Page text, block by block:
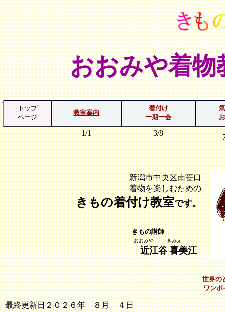
世界の
ワンポ
最終更新日２０２６年 ８月 ４日
おおみや着物
トップ
ページ
教室案内
着付け
一期一会
きもの講師
おおみや きみえ
近江谷 喜美江
新潟市中央区南笹口
着物を楽しむための
きもの着付け教室です。
1/1 3/8
UA-155871090-